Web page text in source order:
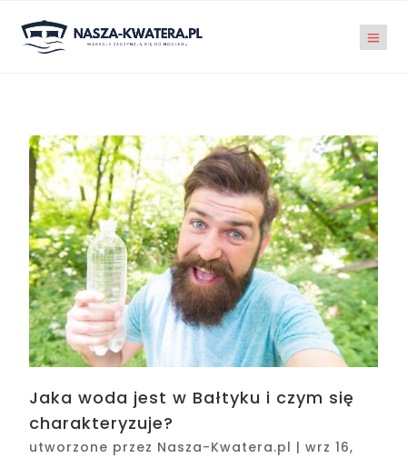
Jaka woda jest w Bałtyku i czym się
charakteryzuje?
utworzone przez Nasza-Kwatera.pl |wrz 16,